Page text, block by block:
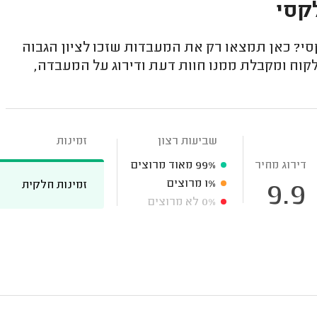
כאן תמצאו רק את המעבדות שזכו לציון הגבוה
ומקבלת ממנו חוות דעת ודירוג על המעבדה,
דירוג מחיר
9.9
שביעות רצון
99% מאוד מרוצים
1% מרוצים
0% לא מרוצים
זמינות
זמינות חלקית